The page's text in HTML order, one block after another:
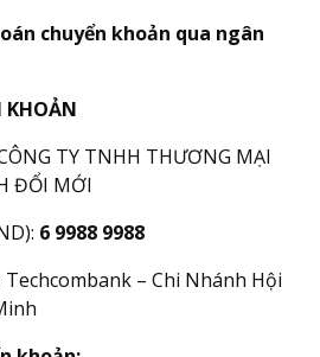
chuyển khoản qua ngân
KHOẢN
TY TNHH THƯƠNG MẠI
ĐỔI MỚI
6 9988 9988
Techcombank – Chi Nhánh Hội